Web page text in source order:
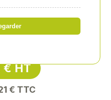
17X150MM
HT
€ TTC